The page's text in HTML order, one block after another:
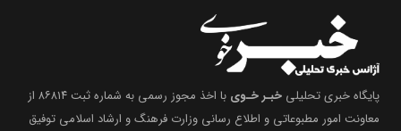
پایگاه خبری تحلیلی خبـر خـوی
با اخذ مجوز رسمی به شماره ثبت ۸۶۸۱۴ از
معاونت امور مطبوعاتی و اطلاع رسانی وزارت فرهنگ و ارشاد اسلامی توفیق